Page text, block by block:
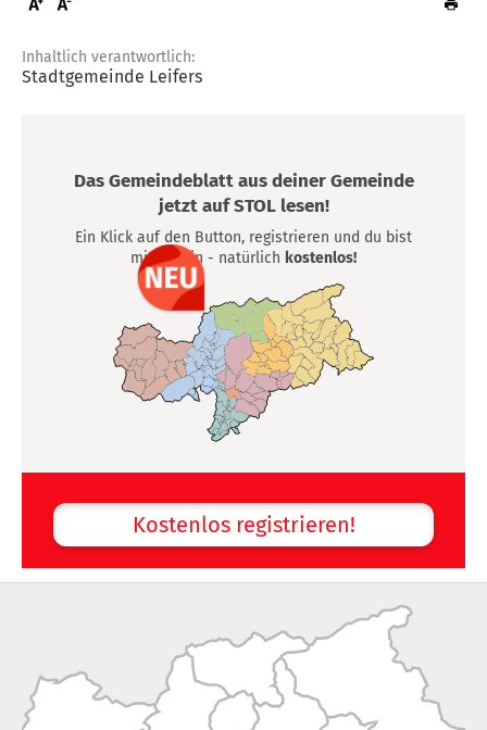
Inhaltlich verantwortlich:
Stadtgemeinde Leifers
Das Gemeindeblatt aus deiner Gemeinde
jetzt auf STOL lesen!
Ein Klick auf den Button, registrieren und du bist
mittendrin - natürlich kostenlos!
Kostenlos registrieren!